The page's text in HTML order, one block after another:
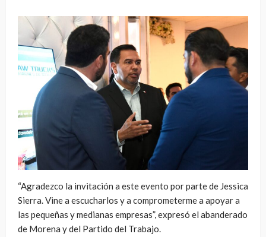
“Agradezco la invitación a este evento por parte de Jessica
Sierra. Vine a escucharlos y a comprometerme a apoyar a
las pequeñas y medianas empresas”, expresó el abanderado
de Morena y del Partido del Trabajo.